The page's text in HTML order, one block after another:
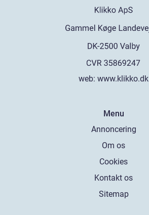
web: www.klikko.dk
Menu
Annoncering
Om os
Cookies
Kontakt os
Sitemap